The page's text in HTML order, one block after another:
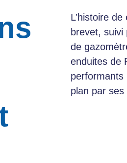
L’histoire
brevet,
de
enduites de
performants
plan par